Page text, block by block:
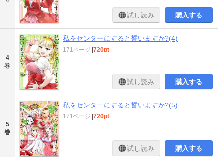
試し読み 購入する
4
巻
私をセンターにすると誓いますか?(4)
171ページ 720pt
試し読み 購入する
5
巻
私をセンターにすると誓いますか?(5)
171ページ 720pt
試し読み 購入する